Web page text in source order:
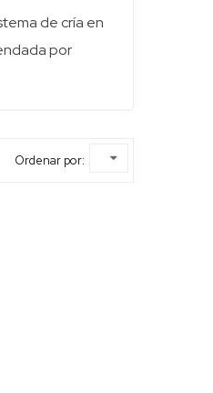
de cría en
por
Ordenar por: